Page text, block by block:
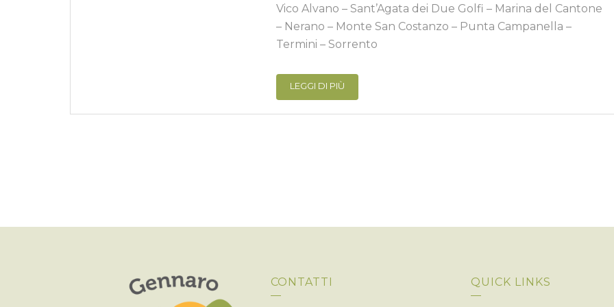
Vico Alvano – Sant’Agata dei Due Golfi – Marina del Cantone
– Nerano – Monte San Costanzo – Punta Campanella –
Termini – Sorrento
LEGGI DI PIÙ
CONTATTI QUICK LINKS